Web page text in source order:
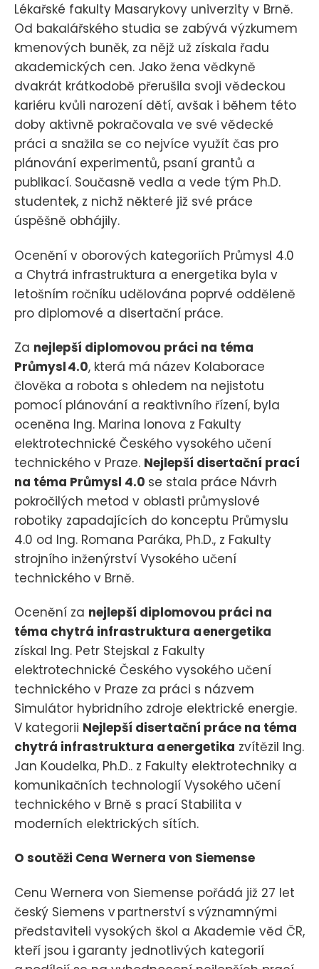
Lékařské fakulty Masarykovy univerzity v Brně.
Od bakalářského studia se zabývá výzkumem
kmenových buněk, za nějž už získala řadu
akademických cen. Jako žena vědkyně
dvakrát krátkodobě přerušila svoji vědeckou
kariéru kvůli narození dětí, avšak i během této
doby aktivně pokračovala ve své vědecké
práci a snažila se co nejvíce využít čas pro
plánování experimentů, psaní grantů a
publikací. Současně vedla a vede tým Ph.D.
studentek, z nichž některé již své práce
úspěšně obhájily.
Ocenění v oborových kategoriích Průmysl 4.0
a Chytrá infrastruktura a energetika byla v
letošním ročníku udělována poprvé odděleně
pro diplomové a disertační práce.
Za nejlepší diplomovou práci na téma
Průmysl 4.0, která má název Kolaborace
člověka a robota s ohledem na nejistotu
pomocí plánování a reaktivního řízení, byla
oceněna Ing. Marina Ionova z Fakulty
elektrotechnické Českého vysokého učení
technického v Praze. Nejlepší disertační prací
na téma Průmysl 4.0 se stala práce Návrh
pokročilých metod v oblasti průmyslové
robotiky zapadajících do konceptu Průmyslu
4.0 od Ing. Romana Paráka, Ph.D., z Fakulty
strojního inženýrství Vysokého učení
technického v Brně.
Ocenění za nejlepší diplomovou práci na
téma chytrá infrastruktura a energetika
získal Ing. Petr Stejskal z Fakulty
elektrotechnické Českého vysokého učení
technického v Praze za práci s názvem
Simulátor hybridního zdroje elektrické energie.
V kategorii Nejlepší disertační práce na téma
chytrá infrastruktura a energetika zvítězil Ing.
Jan Koudelka, Ph.D.. z Fakulty elektrotechniky a
komunikačních technologií Vysokého učení
technického v Brně s prací Stabilita v
moderních elektrických sítích.
O soutěži Cena Wernera von Siemense
Cenu Wernera von Siemense pořádá již 27 let
český Siemens v partnerství s významnými
představiteli vysokých škol a Akademie věd ČR,
kteří jsou i garanty jednotlivých kategorií